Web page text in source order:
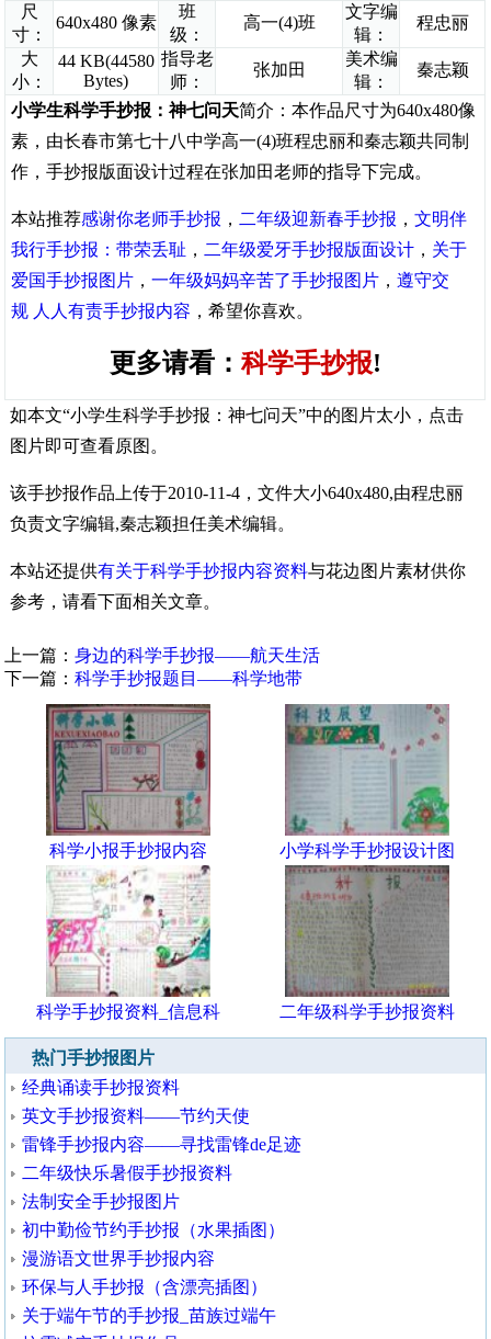
尺
寸：
640x480 像素
班
级：
高一(4)班
文字编
辑：
程忠丽
大
小：
44 KB(44580
Bytes)
指导老
师：
张加田
美术编
辑：
秦志颖
小学生科学手抄报：神七问天简介：本作品尺寸为640x480像
素，由长春市第七十八中学高一(4)班程忠丽和秦志颖共同制
作，手抄报版面设计过程在张加田老师的指导下完成。
本站推荐感谢你老师手抄报 ， 二年级迎新春手抄报 ，文明伴
我行手抄报：带荣丢耻 ， 二年级爱牙手抄报版面设计 ， 关于
爱国手抄报图片 ，一年级妈妈辛苦了手抄报图片 ，遵守交
规 人人有责手抄报内容 ，希望你喜欢。
更多请看： 科学手抄报!
如本文“小学生科学手抄报：神七问天”中的图片太小，点击
图片即可查看原图。
该手抄报作品上传于2010-11-4，文件大小640x480,由程忠丽
负责文字编辑,秦志颖担任美术编辑。
本站还提供有关于科学手抄报内容资料与花边图片素材供你
参考，请看下面相关文章。
上一篇：身边的科学手抄报——航天生活
下一篇：科学手抄报题目——科学地带
科学小报手抄报内容 小学科学手抄报设计图
科学手抄报资料_信息科 二年级科学手抄报资料
热门手抄报图片
经典诵读手抄报资料
英文手抄报资料——节约天使
雷锋手抄报内容——寻找雷锋de足迹
二年级快乐暑假手抄报资料
法制安全手抄报图片
初中勤俭节约手抄报（水果插图）
漫游语文世界手抄报内容
环保与人手抄报（含漂亮插图）
关于端午节的手抄报_苗族过端午